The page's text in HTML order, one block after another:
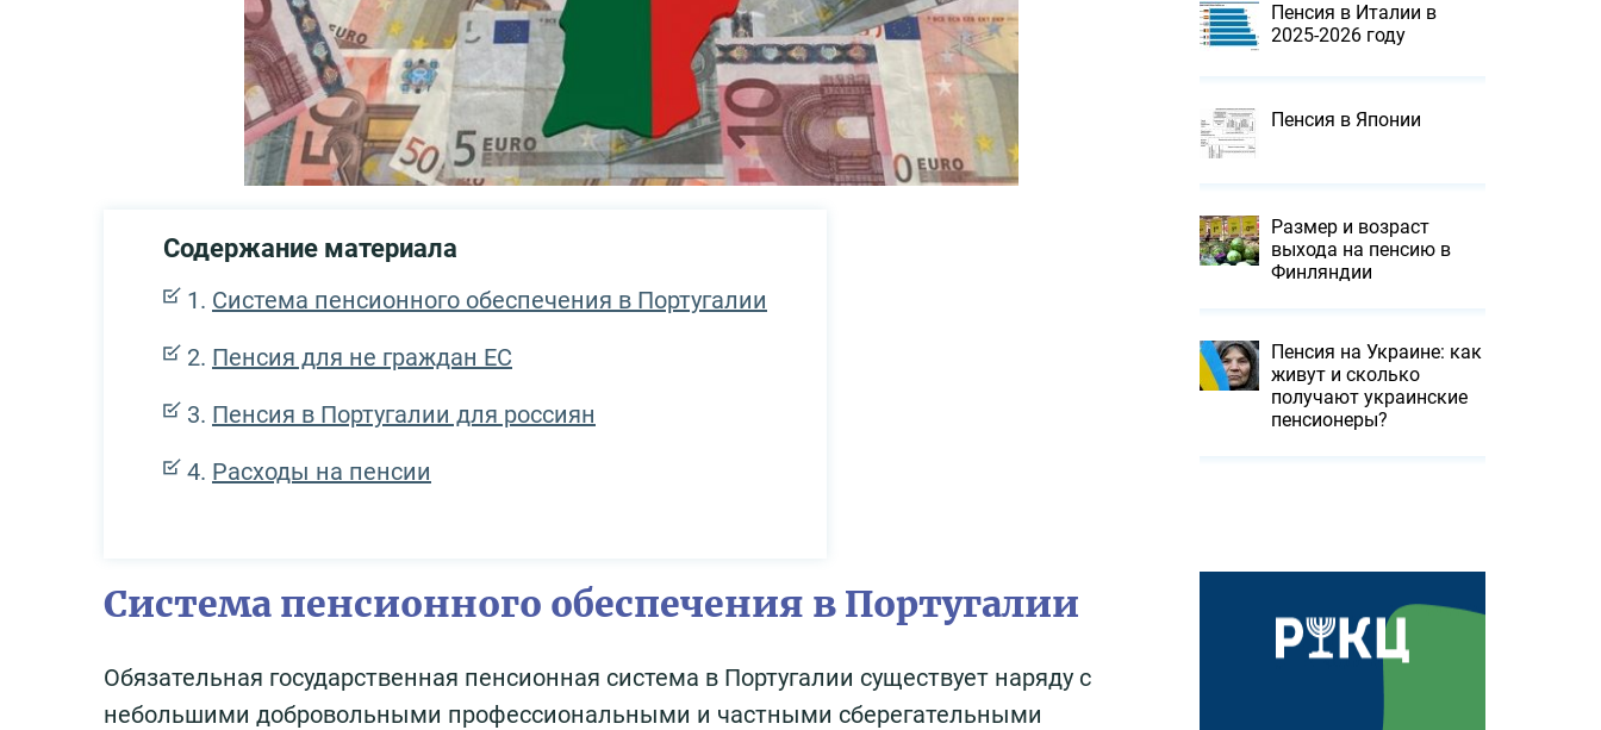
Содержание материала
Система пенсионного обеспечения в Португалии
Пенсия для не граждан ЕС
Пенсия в Португалии для россиян
Расходы на пенсии
Система пенсионного обеспечения в Португалии
Обязательная государственная пенсионная система в Португалии существует наряду с
небольшими добровольными профессиональными и частными сберегательными
Пенсия в Италии в
2025-2026 году
Пенсия в Японии
Размер и возраст
выхода на пенсию в
Финляндии
Пенсия на Украине: как
живут и сколько
получают украинские
пенсионеры?